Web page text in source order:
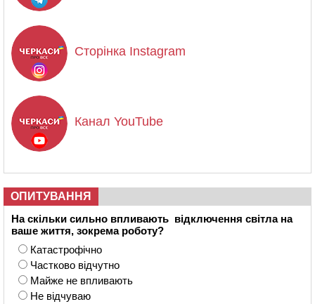
Сторінка Instagram
Канал YouTube
ОПИТУВАННЯ
На скільки сильно впливають відключення світла на
ваше життя, зокрема роботу?
Катастрофічно
Частково відчутно
Майже не впливають
Не відчуваю